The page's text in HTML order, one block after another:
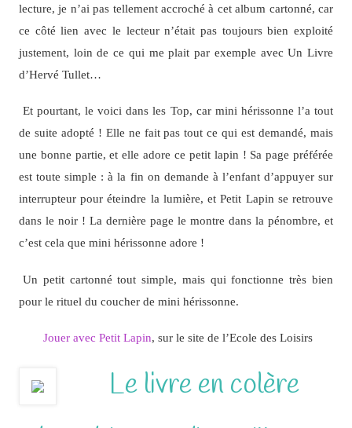
lecture, je n’ai pas tellement accroché à cet album cartonné, car
ce côté lien avec le lecteur n’était pas toujours bien exploité
justement, loin de ce qui me plait par exemple avec Un Livre
d’Hervé Tullet…
Et pourtant, le voici dans les Top, car mini hérissonne l’a tout
de suite adopté ! Elle ne fait pas tout ce qui est demandé, mais
une bonne partie, et elle adore ce petit lapin ! Sa page préférée
est toute simple : à la fin on demande à l’enfant d’appuyer sur
interrupteur pour éteindre la lumière, et Petit Lapin se retrouve
dans le noir ! La dernière page le montre dans la pénombre, et
c’est cela que mini hérissonne adore !
Un petit cartonné tout simple, mais qui fonctionne très bien
pour le rituel du coucher de mini hérissonne.
Jouer avec Petit Lapin, sur le site de l’Ecole des Loisirs
Le livre en colère